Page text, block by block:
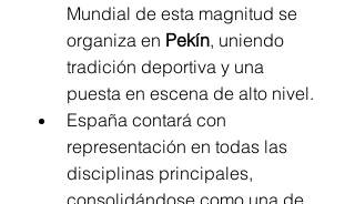
Mundial de esta magnitud se
organiza en Pekín, uniendo
tradición deportiva y una
puesta en escena de alto nivel.
España contará con
representación en todas las
disciplinas principales,
consolidándose como una de